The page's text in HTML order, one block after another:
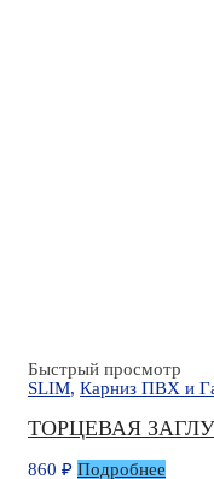
Быстрый просмотр
SLIM, Карниз ПВХ и
ТОРЦЕВАЯ
860 ₽ Подробнее